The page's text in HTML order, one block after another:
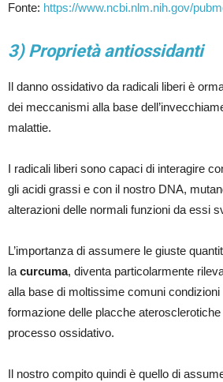
Fonte: https://www.ncbi.nlm.nih.gov/
3) Proprietà antiossidanti
Il danno ossidativo da radicali liberi è
dei meccanismi alla base
malattie.
I radicali liberi sono capaci di interagire
gli acidi grassi e con il nostro DNA,
alterazioni delle normali funzioni da essi
L’importanza di assumere le giuste
lacurcuma, diventa particolarmente
alla base di moltissime comuni
formazione delle placche
processo ossidativo.
Il nostro compito quindi è quello di